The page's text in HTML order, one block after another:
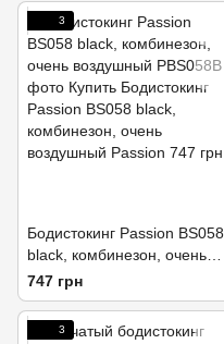
3
Бодистокинг Passion BS058
black, комбинезон, очень
воздушный
747 грн
3